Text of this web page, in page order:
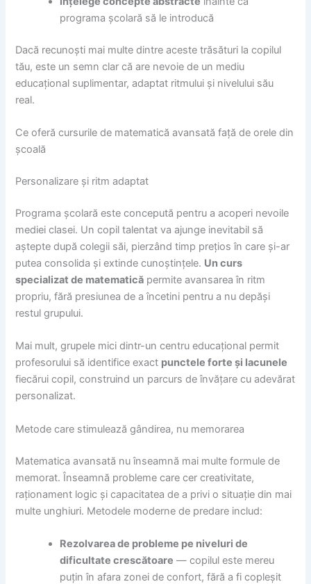
programa școlară să le introducă
Dacă recunoști mai multe dintre aceste trăsături la copilul
tău, este un semn clar că are nevoie de un mediu
educațional suplimentar, adaptat ritmului și nivelului său
real.
Ce oferă cursurile de matematică avansată față de orele din
școală
Personalizare și ritm adaptat
Programa școlară este concepută pentru a acoperi nevoile
mediei clasei. Un copil talentat va ajunge inevitabil să
aștepte după colegii săi, pierzând timp prețios în care și-ar
putea consolida și extinde cunoștințele. Un curs
specializat de matematică permite avansarea în ritm
propriu, fără presiunea de a încetini pentru a nu depăși
restul grupului.
Mai mult, grupele mici dintr-un centru educațional permit
profesorului să identifice exact punctele forte și lacunele
fiecărui copil, construind un parcurs de învățare cu adevărat
personalizat.
Metode care stimulează gândirea, nu memorarea
Matematica avansată nu înseamnă mai multe formule de
memorat. Înseamnă probleme care cer creativitate,
raționament logic și capacitatea de a privi o situație din mai
multe unghiuri. Metodele moderne de predare includ:
Rezolvarea de probleme pe niveluri de
dificultate crescătoare — copilul este mereu
puțin în afara zonei de confort, fără a fi copleșit